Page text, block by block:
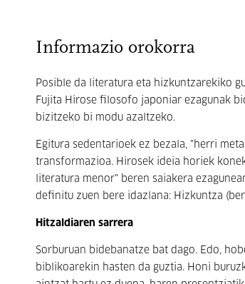
Informazio orokorra
Posible da literatura eta hizkuntzarekiko
Fujita Hirose filosofo japoniar ezagunak
bizitzeko bi modu azaltzeko.
Egitura sedentarioek ez bezala, "herri
transformazioa. Hirosek ideia horiek
literatura menor" beren saiakera
definitu zuen bere idazlana: Hizkuntza
Hitzaldiaren sarrera
Sorburuan bidebanatze bat dago. Edo,
biblikoarekin hasten da guztia. Honi